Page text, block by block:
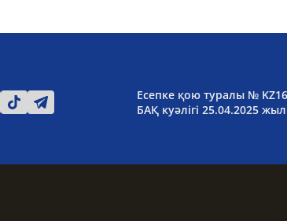
Есепке қою туралы №
БАҚ куәлігі 25.04.2025